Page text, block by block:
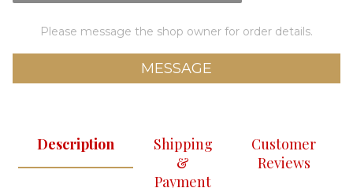
Please message the shop owner for order details.
MESSAGE
Description
Shipping
&
Payment
Customer
Reviews